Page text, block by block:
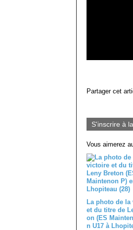
Partager cet
S'inscrire à
Vous aimerez
La photo de la
et du titre de
on (ES
n U17 à